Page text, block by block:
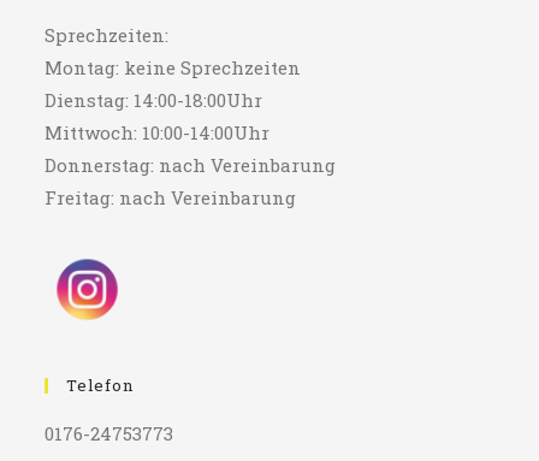
Sprechzeiten:
Montag: keine Sprechzeiten
Dienstag: 14:00-18:00Uhr
Mittwoch: 10:00-14:00Uhr
Donnerstag: nach Vereinbarung
Freitag: nach Vereinbarung
Telefon
0176-24753773